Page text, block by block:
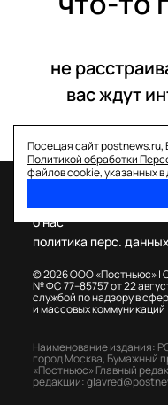
не
вас ждут
Посещая сайт postnews.ru,
Политикой обработки
файлов cookie, указанных
© 2026 ООО «Постньюс» |
№ ФС 77–85757 от 22
службой по надзору в
и массовых коммуникаций
о нас
политика перс. данных
Наименование издания:
город Москва, Бумажный
«Постньюс» Главный
редакции: